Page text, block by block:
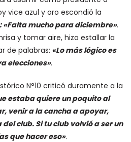
vice azul y oro escondió la
: «Falta mucho para diciembre».
y tomar aire, hizo estallar la
de palabras: «Lo más lógico es
elecciones».
N°10 criticó duramente a la
estaba quiere un poquito al
venir a la cancha a apoyar,
club. Si tu club volvió a ser un
que hacer eso».